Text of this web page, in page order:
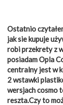
Ostatnio
jak sie kupuje
robi przekrety z
posiadam Opla
centralny jest w
2 wstawki
wersjach cosmo
reszta.Czy to